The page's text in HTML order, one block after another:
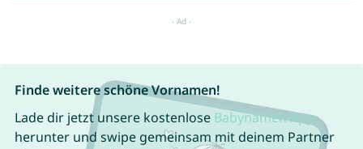
Finde weitere schöne Vornamen!
Lade dir jetzt unsere kostenlose Babynamen App
herunter und swipe gemeinsam mit deinem Partner